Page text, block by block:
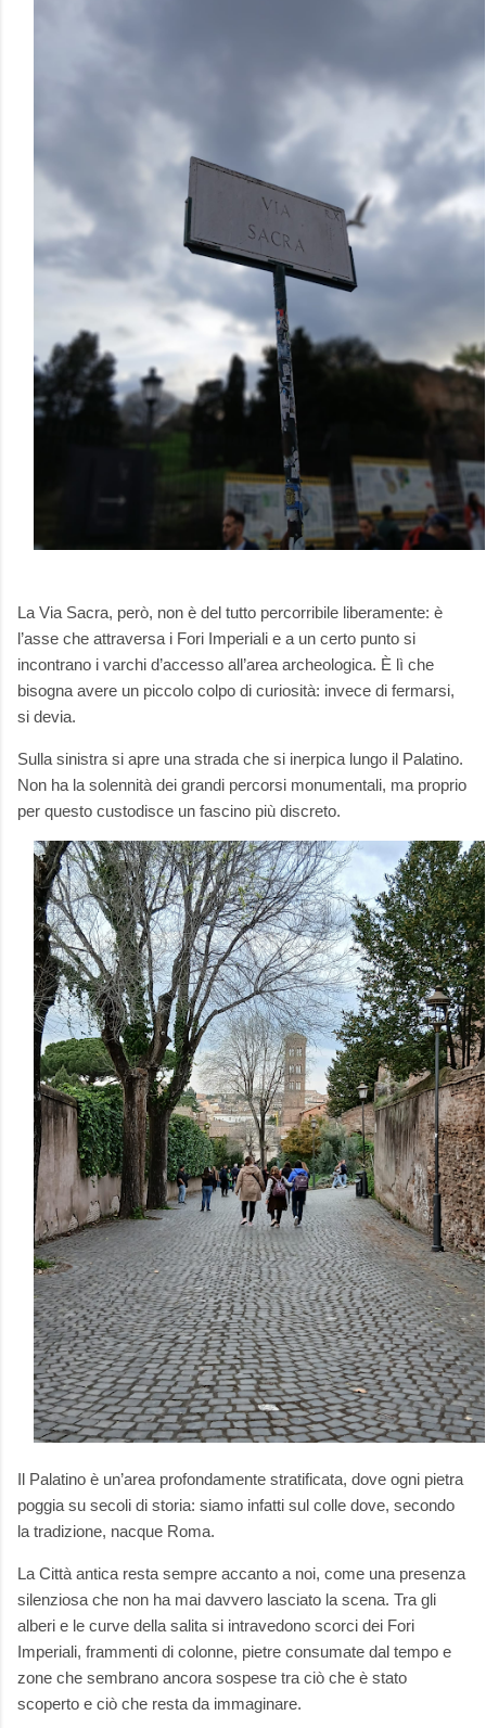
La Via Sacra, però, non è del tutto percorribile liberamente: è
l’asse che attraversa i Fori Imperiali e a un certo punto si
incontrano i varchi d’accesso all’area archeologica. È lì che
bisogna avere un piccolo colpo di curiosità: invece di fermarsi,
si devia.
Sulla sinistra si apre una strada che si inerpica lungo il Palatino.
Non ha la solennità dei grandi percorsi monumentali, ma proprio
per questo custodisce un fascino più discreto.
Il Palatino è un’area profondamente stratificata, dove ogni pietra
poggia su secoli di storia: siamo infatti sul colle dove, secondo
la tradizione, nacque Roma.
La Città antica resta sempre accanto a noi, come una presenza
silenziosa che non ha mai davvero lasciato la scena. Tra gli
alberi e le curve della salita si intravedono scorci dei Fori
Imperiali, frammenti di colonne, pietre consumate dal tempo e
zone che sembrano ancora sospese tra ciò che è stato
scoperto e ciò che resta da immaginare.